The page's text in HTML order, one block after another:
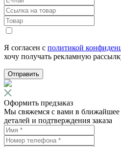
Я согласен с политикой
хочу получать рекламную
Отправить
Оформить предзаказ
Мы свяжемся с вами в ближайшее
деталей и подтверждения заказа